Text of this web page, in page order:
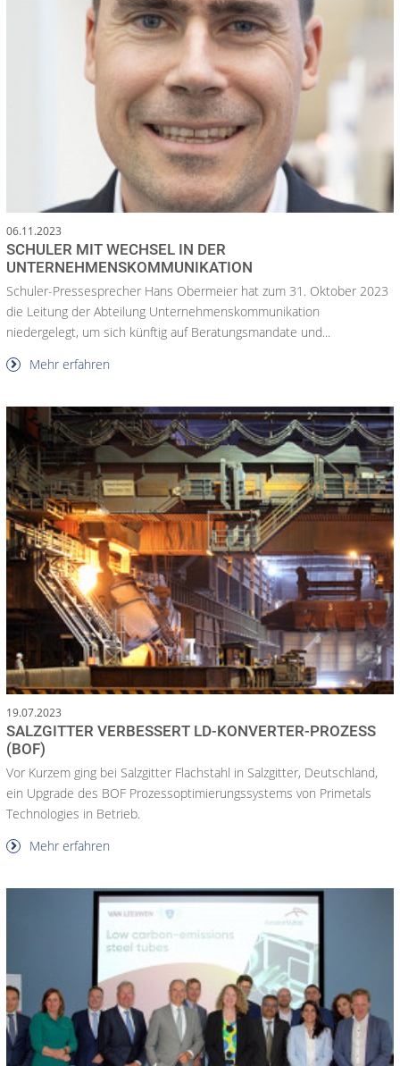
06.11.2023
SCHULER MIT WECHSEL IN DER
UNTERNEHMENSKOMMUNIKATION
Schuler-Pressesprecher Hans Obermeier hat zum 31. Oktober 2023
die Leitung der Abteilung Unternehmenskommunikation
niedergelegt, um sich künftig auf Beratungsmandate und...
Mehr erfahren
19.07.2023
SALZGITTER VERBESSERT LD-KONVERTER-PROZESS
(BOF)
Vor Kurzem ging bei Salzgitter Flachstahl in Salzgitter, Deutschland,
ein Upgrade des BOF Prozessoptimierungssystems von Primetals
Technologies in Betrieb.
Mehr erfahren